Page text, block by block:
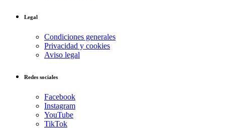
Legal
Condiciones generales
Privacidad y cookies
Aviso legal
Redes sociales
Facebook
Instagram
YouTube
TikTok